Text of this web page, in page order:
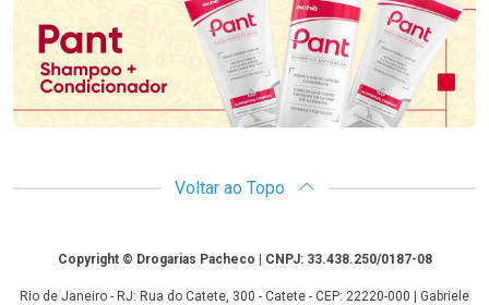
Voltar ao Topo
CopyrightCopyright © Drogarias Pacheco | CNPJ: 33.438.250/0187-08
Rio de Janeiro - RJ: Rua do Catete, 300 - Catete - CEP: 22220-000 | Gabriele